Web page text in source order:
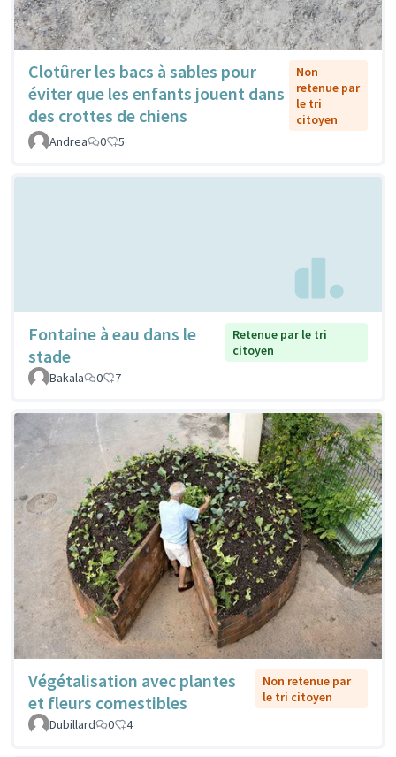
Clotûrer les bacs à sables pour
éviter que les enfants jouent dans
des crottes de chiens
Non
retenue par
le tri
citoyen
Andrea
0 5
Fontaine à eau dans le
stade
Retenue par le tri
citoyen
Bakala
0 7
Végétalisation avec plantes
et fleurs comestibles
Non retenue par
le tri citoyen
Dubillard
0 4